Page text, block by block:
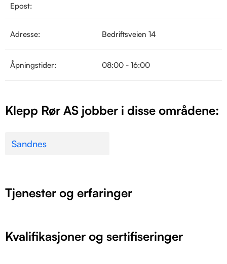
Epost:
Adresse: Bedriftsveien 14
Åpningstider: 08:00 - 16:00
Klepp Rør AS jobber i disse områdene:
Sandnes
Tjenester og erfaringer
Kvalifikasjoner og sertifiseringer